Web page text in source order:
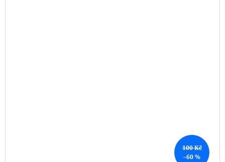
100 Kč
–60 %